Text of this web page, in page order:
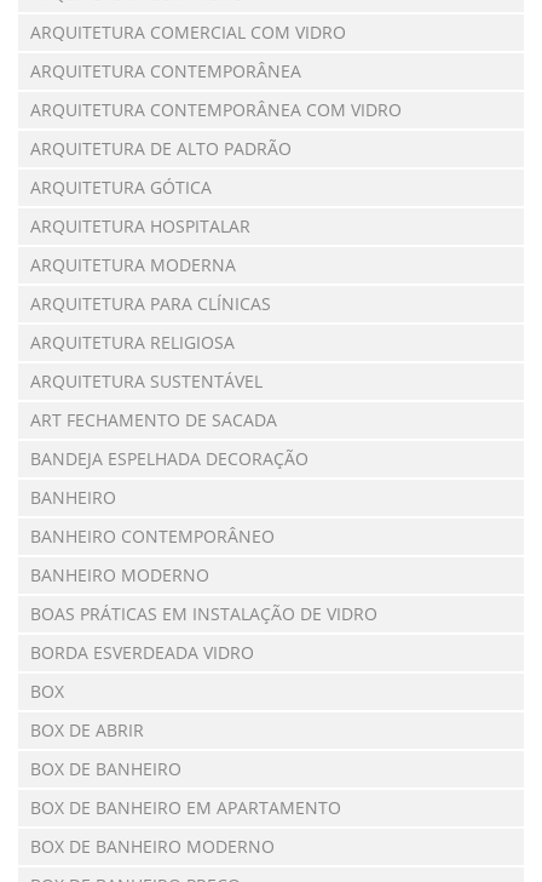
ARQUITETURA COMERCIAL COM VIDRO
ARQUITETURA CONTEMPORÂNEA
ARQUITETURA CONTEMPORÂNEA COM VIDRO
ARQUITETURA DE ALTO PADRÃO
ARQUITETURA GÓTICA
ARQUITETURA HOSPITALAR
ARQUITETURA MODERNA
ARQUITETURA PARA CLÍNICAS
ARQUITETURA RELIGIOSA
ARQUITETURA SUSTENTÁVEL
ART FECHAMENTO DE SACADA
BANDEJA ESPELHADA DECORAÇÃO
BANHEIRO
BANHEIRO CONTEMPORÂNEO
BANHEIRO MODERNO
BOAS PRÁTICAS EM INSTALAÇÃO DE VIDRO
BORDA ESVERDEADA VIDRO
BOX
BOX DE ABRIR
BOX DE BANHEIRO
BOX DE BANHEIRO EM APARTAMENTO
BOX DE BANHEIRO MODERNO